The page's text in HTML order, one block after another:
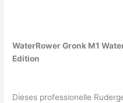
WaterRower Gronk M1
Edition
Dieses professionelle